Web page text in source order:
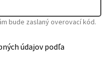
bude zaslaný overovací kód.
údajov podľa